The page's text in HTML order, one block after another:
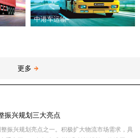
中港车运输
更多
振兴规划三大亮点
振兴规划亮点之一。积极扩大物流市场需求，具